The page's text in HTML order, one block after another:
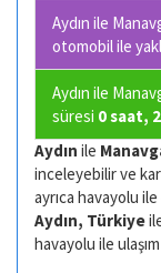
Aydın ile
otomobil ile
Aydın ile
süresi 0 saat,
Aydın ile
inceleyebilir ve
ayrıca havayolu
Aydın, Türkiye
havayolu ile